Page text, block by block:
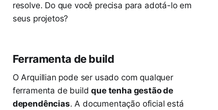
resolve. Do que você precisa para adotá-lo em
seus projetos?
Ferramenta de build
O Arquillian pode ser usado com qualquer
ferramenta de buildque tenha gestão de
dependências. A documentação oficial está